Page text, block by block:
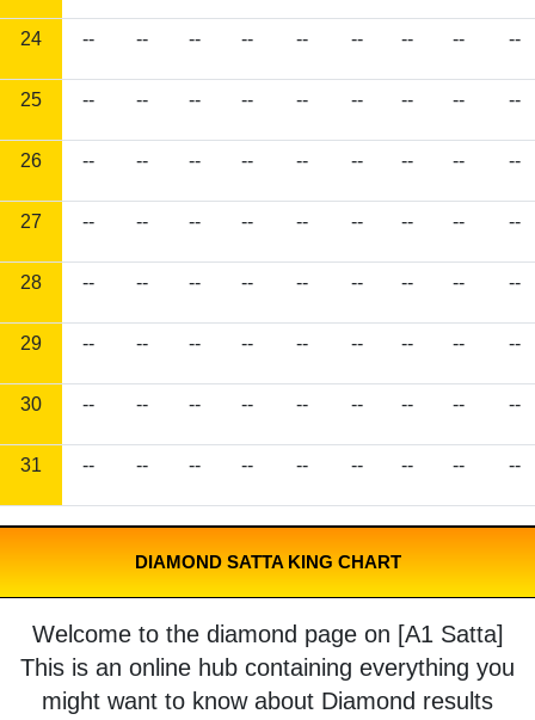
24 -- -- -- -- -- -- -- -- --
25 -- -- -- -- -- -- -- -- --
26 -- -- -- -- -- -- -- -- --
27 -- -- -- -- -- -- -- -- --
28 -- -- -- -- -- -- -- -- --
29 -- -- -- -- -- -- -- -- --
30 -- -- -- -- -- -- -- -- --
31 -- -- -- -- -- -- -- -- --
DIAMOND SATTA KING CHART
Welcome to the diamond page on [A1 Satta]
This is an online hub containing everything you
might want to know about Diamond results